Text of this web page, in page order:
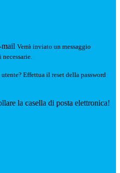
Verrà inviato un messaggio
Effettua il reset della password
la casella di posta elettronica!